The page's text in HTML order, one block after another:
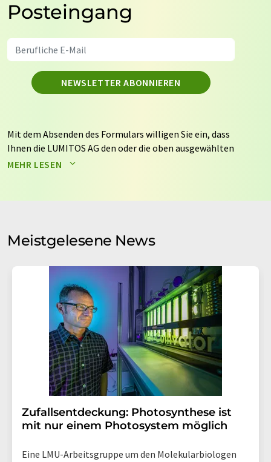
Posteingang
NEWSLETTER ABONNIEREN
Mit dem Absenden des Formulars willigen Sie ein, dass
Ihnen die LUMITOS AG den oder die oben ausgewählten
Newsletter per E-Mail zusendet. Ihre Daten werden
auf Basis unsererDatenschutzerklärung. LUMITOS darf
Meinungsforschung per E-Mail kontaktieren. Ihre
Einwilligung können Sie jederzeit ohne Angabe von
Str. 2, 12489 Berlin oder per E-Mail unter
widerruf@lumitos.com mit Wirkung für die Zukunft
widerrufen. Zudem ist in jeder E-Mail ein Link zur
Abbestellung des entsprechenden Newsletters
enthalten.
MEHR LESEN
Meistgelesene News
Zufallsentdeckung: Photosynthese ist
mit nur einem Photosystem möglich
Eine LMU-Arbeitsgruppe um den Molekularbiologen